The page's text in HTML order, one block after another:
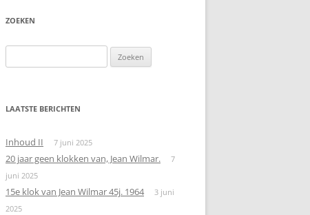
ZOEKEN
naar:
LAATSTE BERICHTEN
Inhoud II 7 juni 2025
20 jaar geen klokken van, Jean Wilmar.
7
juni 2025
15e klok van Jean Wilmar 45j. 1964
3 juni
2025